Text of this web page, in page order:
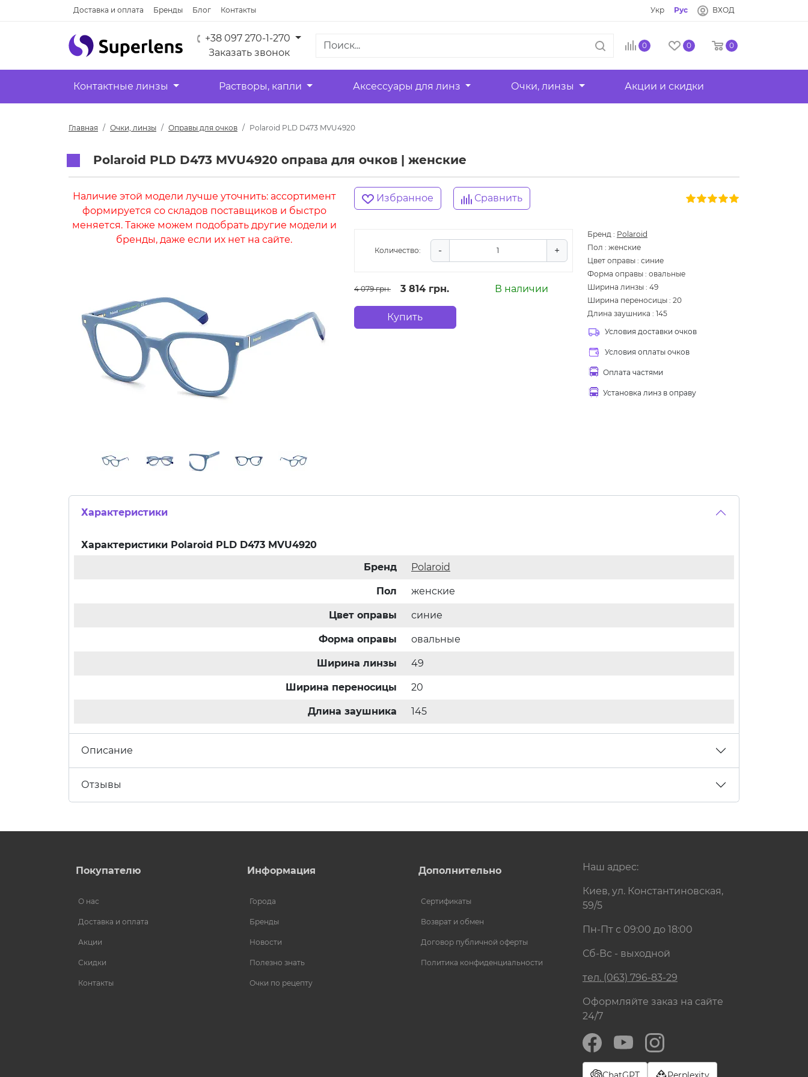
Доставка и оплата Бренды Блог Контакты Укр Рус ВХОД
+38 097 270-1-270
Заказать звонок
0 0 0
Контактные линзы Растворы, капли Аксессуары для линз Очки, линзы Акции и скидки
Главная Очки, линзы Оправы для очков Polaroid PLD D473 MVU4920
Polaroid PLD D473 MVU4920 оправа для очков | женские
Наличие этой модели лучше уточнить: ассортимент
формируется со складов поставщиков и быстро
меняется. Также можем подобрать другие модели и
бренды, даже если их нет на сайте.
Избранное Сравнить
Количество: - +
4 079 грн. 3 814 грн. В наличии
Купить
Бренд : Polaroid
Пол : женские
Цвет оправы : синие
Форма оправы : овальные
Ширина линзы : 49
Ширина переносицы : 20
Длина заушника : 145
Условия доставки очков
Условия оплаты очков
Оплата частями
Установка линз в оправу
Характеристики
Характеристики Polaroid PLD D473 MVU4920
Бренд
Polaroid
Пол женские
Цвет оправы синие
Форма оправы овальные
Ширина линзы 49
Ширина переносицы 20
Длина заушника 145
Описание
Отзывы
Покупателю
О нас
Доставка и оплата
Акции
Скидки
Контакты
Информация
Города
Бренды
Новости
Полезно знать
Очки по рецепту
Дополнительно
Сертификаты
Возврат и обмен
Договор публичной оферты
Политика конфиденциальности
Наш адрес:
Киев, ул. Константиновская,
59/5
Пн-Пт с 09:00 до 18:00
Сб-Вс - выходной
тел. (063) 796-83-29
Оформляйте заказ на сайте
24/7